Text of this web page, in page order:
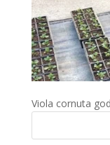
Viola cornuta